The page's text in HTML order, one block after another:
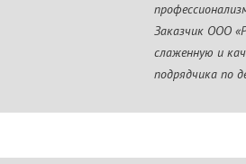
Заказчик ООО
слаженную и
подрядчика по